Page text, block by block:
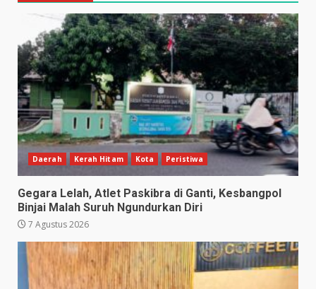
Daerah Kerah Hitam Kota Peristiwa
Gegara Lelah, Atlet Paskibra di Ganti, Kesbangpol
Binjai Malah Suruh Ngundurkan Diri
7 Agustus 2026